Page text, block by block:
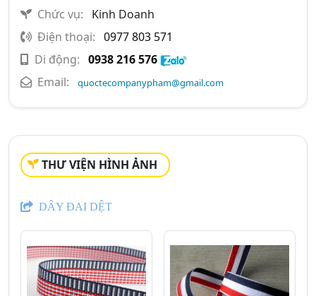
Chức vụ:
Kinh Doanh
Điện thoại: 0977 803 571
Di động: 0938 216 576
Email:
quoctecompanypham@gmail.com
THƯ VIỆN HÌNH ẢNH
DÂY ĐAI DỆT